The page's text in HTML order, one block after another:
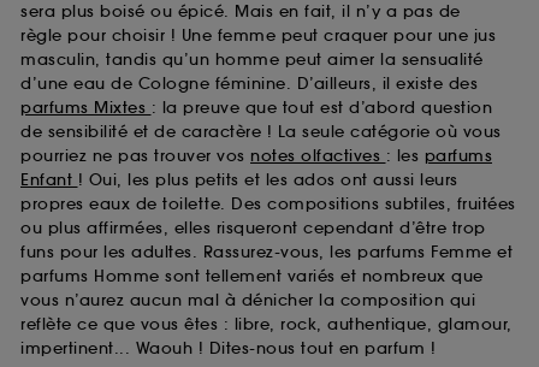
sera plus boisé ou épicé. Mais en fait, il n’y a pas de
règle pour choisir ! Une femme peut craquer pour une jus
masculin, tandis qu’un homme peut aimer la sensualité
d’une eau de Cologne féminine. D’ailleurs, il existe des
parfums Mixtes : la preuve que tout est d’abord question
de sensibilité et de caractère ! La seule catégorie où vous
pourriez ne pas trouver vos notes olfactives : les parfums
Enfant ! Oui, les plus petits et les ados ont aussi leurs
propres eaux de toilette. Des compositions subtiles, fruitées
ou plus affirmées, elles risqueront cependant d’être trop
funs pour les adultes. Rassurez-vous, les parfums Femme et
parfums Homme sont tellement variés et nombreux que
vous n’aurez aucun mal à dénicher la composition qui
reflète ce que vous êtes : libre, rock, authentique, glamour,
impertinent... Waouh ! Dites-nous tout en parfum !